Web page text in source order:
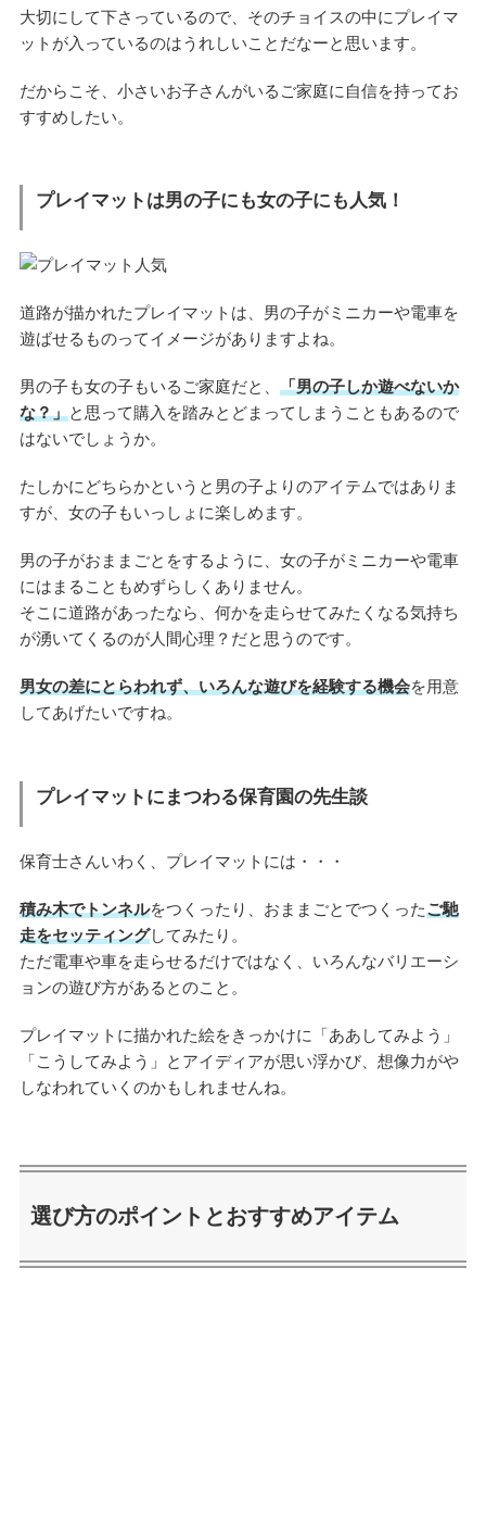
大切にして下さっているので、そのチョイスの中にプレイマ
ットが入っているのはうれしいことだなーと思います。
だからこそ、小さいお子さんがいるご家庭に自信を持ってお
すすめしたい。
プレイマットは男の子にも女の子にも人気！
道路が描かれたプレイマットは、男の子がミニカーや電車を
遊ばせるものってイメージがありますよね。
男の子も女の子もいるご家庭だと、 「男の子しか遊べないか
な？」と思って購入を踏みとどまってしまうこともあるので
はないでしょうか。
たしかにどちらかというと男の子よりのアイテムではありま
すが、女の子もいっしょに楽しめます。
男の子がおままごとをするように、女の子がミニカーや電車
にはまることもめずらしくありません。
そこに道路があったなら、何かを走らせてみたくなる気持ち
が湧いてくるのが人間心理？だと思うのです。
男女の差にとらわれず、いろんな遊びを経験する機会を用意
してあげたいですね。
プレイマットにまつわる保育園の先生談
保育士さんいわく、プレイマットには・・・
積み木でトンネルをつくったり、おままごとでつくったご馳
走をセッティングしてみたり。
ただ電車や車を走らせるだけではなく、いろんなバリエーシ
ョンの遊び方があるとのこと。
プレイマットに描かれた絵をきっかけに「ああしてみよう」
「こうしてみよう」とアイディアが思い浮かび、想像力がや
しなわれていくのかもしれませんね。
選び方のポイントとおすすめアイテム